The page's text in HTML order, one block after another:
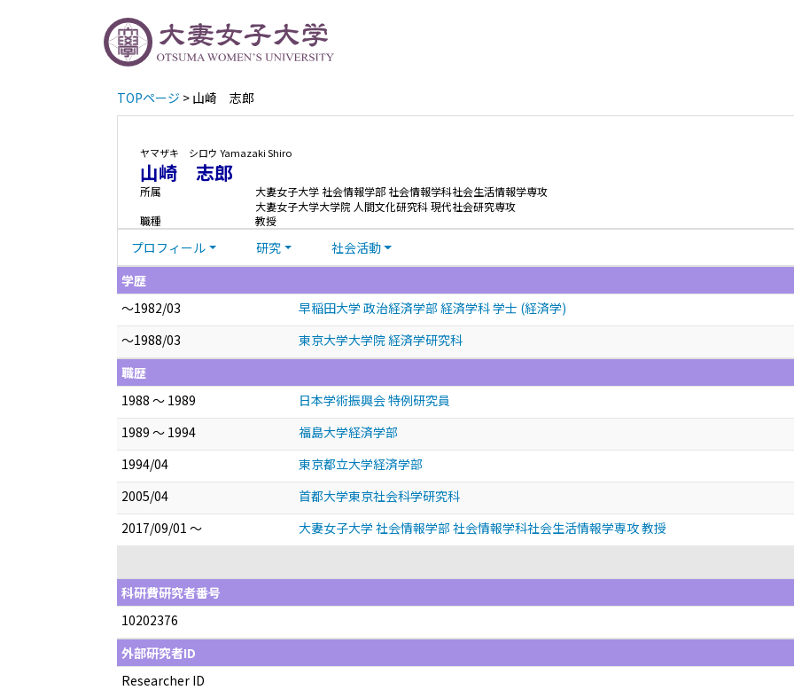
TOPページ > 山崎 志郎
ヤマザキ シロウ Yamazaki Shiro
山崎 志郎
所属
大妻女子大学 社会情報学部 社会情報学科社会生活情報学専攻
大妻女子大学大学院 人間文化研究科 現代社会研究専攻
職種
教授
プロフィール 研究
社会活動
学歴
～1982/03
早稲田大学 政治経済学部 経済学科 学士 (経済学)
～1988/03
東京大学大学院 経済学研究科
職歴
1988 ～ 1989
日本学術振興会 特例研究員
1989 ～ 1994
福島大学経済学部
1994/04
東京都立大学経済学部
2005/04
首都大学東京社会科学研究科
2017/09/01 ～
大妻女子大学 社会情報学部 社会情報学科社会生活情報学専攻 教授
科研費研究者番号
10202376
外部研究者ID
Researcher ID